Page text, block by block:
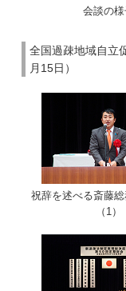
会談の
全国過疎地域自立
月15日）
祝辞を述べる斎藤
（1）